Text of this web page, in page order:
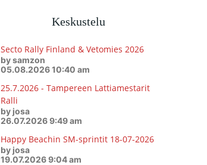
Keskustelu
Secto Rally Finland & Vetomies 2026
by samzon
05.08.2026 10:40 am
25.7.2026 - Tampereen Lattiamestarit
Ralli
by josa
26.07.2026 9:49 am
Happy Beachin SM-sprintit 18-07-2026
by josa
19.07.2026 9:04 am